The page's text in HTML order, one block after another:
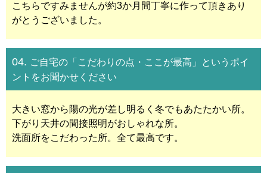
こちらですみませんが約3か月間丁寧に作って頂きあり
がとうございました。
04. ご自宅の「こだわりの点・ここが最高」というポイ
ントをお聞かせください
大きい窓から陽の光が差し明るく冬でもあたたかい所。
下がり天井の間接照明がおしゃれな所。
洗面所をこだわった所。全て最高です。